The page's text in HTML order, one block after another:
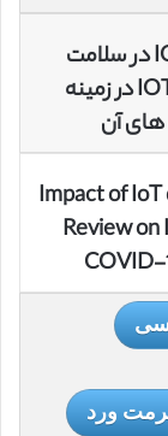
تاثیر دستگاه های IOT در سلامت
الکترونیک: مروری بر IOT در زمینه
Impact of
Review
COVID-
ورد